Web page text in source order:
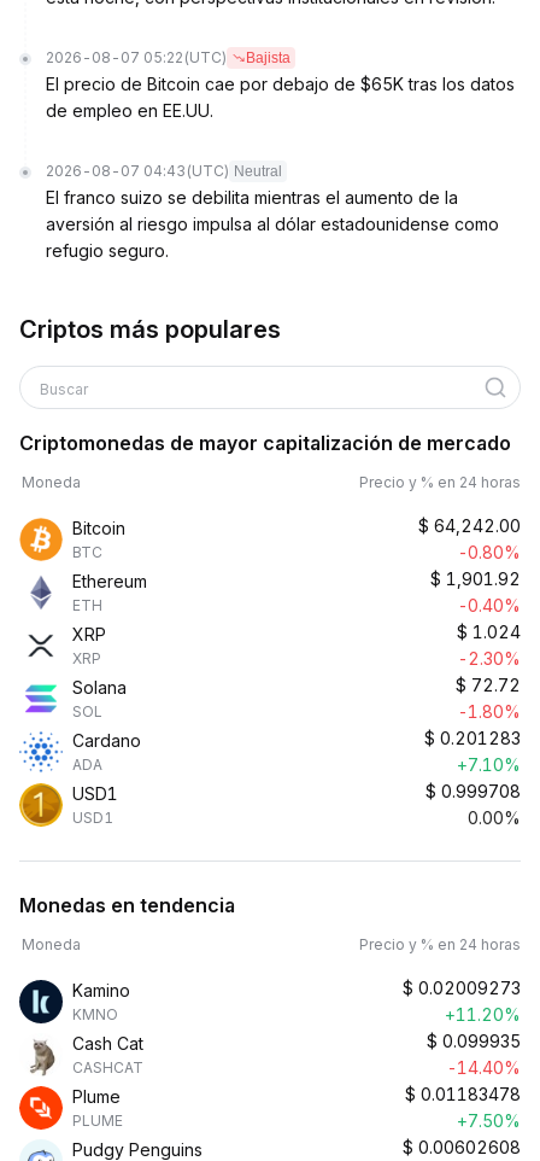
2026-08-07 05:22 (UTC) Bajista
El precio de Bitcoin cae por debajo de $65K tras los datos
de empleo en EE.UU.
2026-08-07 04:43 (UTC) Neutral
El franco suizo se debilita mientras el aumento de la
aversión al riesgo impulsa al dólar estadounidense como
refugio seguro.
Criptos más populares
Buscar
Criptomonedas de mayor capitalización de mercado
Moneda Precio y % en 24 horas
Bitcoin
BTC
$ 64,242.00
-0.80%
Ethereum
ETH
$ 1,901.92
-0.40%
XRP
XRP
$ 1.024
-2.30%
Solana
SOL
$ 72.72
-1.80%
Cardano
ADA
$ 0.201283
+7.10%
USD1
USD1
$ 0.999708
0.00%
Monedas en tendencia
Moneda Precio y % en 24 horas
Kamino
KMNO
$ 0.02009273
+11.20%
Cash Cat
CASHCAT
$ 0.099935
-14.40%
Plume
PLUME
$ 0.01183478
+7.50%
Pudgy Penguins
$ 0.00602608